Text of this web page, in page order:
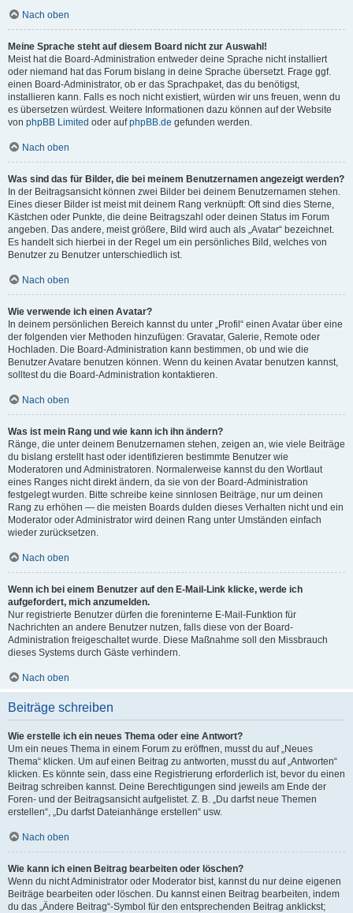
Nach oben
Meine Sprache steht auf diesem Board nicht zur Auswahl!
Meist hat die Board-Administration entweder deine Sprache nicht installiert
oder niemand hat das Forum bislang in deine Sprache übersetzt. Frage ggf.
einen Board-Administrator, ob er das Sprachpaket, das du benötigst,
installieren kann. Falls es noch nicht existiert, würden wir uns freuen, wenn du
es übersetzen würdest. Weitere Informationen dazu können auf der Website
von phpBB Limited oder aufphpBB.de gefunden werden.
Nach oben
Was sind das für Bilder, die bei meinem Benutzernamen angezeigt werden?
In der Beitragsansicht können zwei Bilder bei deinem Benutzernamen stehen.
Eines dieser Bilder ist meist mit deinem Rang verknüpft: Oft sind dies Sterne,
Kästchen oder Punkte, die deine Beitragszahl oder deinen Status im Forum
angeben. Das andere, meist größere, Bild wird auch als „Avatar“ bezeichnet.
Es handelt sich hierbei in der Regel um ein persönliches Bild, welches von
Benutzer zu Benutzer unterschiedlich ist.
Nach oben
Wie verwende ich einen Avatar?
In deinem persönlichen Bereich kannst du unter „Profil“ einen Avatar über eine
der folgenden vier Methoden hinzufügen: Gravatar, Galerie, Remote oder
Hochladen. Die Board-Administration kann bestimmen, ob und wie die
Benutzer Avatare benutzen können. Wenn du keinen Avatar benutzen kannst,
solltest du die Board-Administration kontaktieren.
Nach oben
Was ist mein Rang und wie kann ich ihn ändern?
Ränge, die unter deinem Benutzernamen stehen, zeigen an, wie viele Beiträge
du bislang erstellt hast oder identifizieren bestimmte Benutzer wie
Moderatoren und Administratoren. Normalerweise kannst du den Wortlaut
eines Ranges nicht direkt ändern, da sie von der Board-Administration
festgelegt wurden. Bitte schreibe keine sinnlosen Beiträge, nur um deinen
Rang zu erhöhen — die meisten Boards dulden dieses Verhalten nicht und ein
Moderator oder Administrator wird deinen Rang unter Umständen einfach
wieder zurücksetzen.
Nach oben
Wenn ich bei einem Benutzer auf den E-Mail-Link klicke, werde ich
aufgefordert, mich anzumelden.
Nur registrierte Benutzer dürfen die foreninterne E-Mail-Funktion für
Nachrichten an andere Benutzer nutzen, falls diese von der Board-
Administration freigeschaltet wurde. Diese Maßnahme soll den Missbrauch
dieses Systems durch Gäste verhindern.
Nach oben
Beiträge schreiben
Wie erstelle ich ein neues Thema oder eine Antwort?
Um ein neues Thema in einem Forum zu eröffnen, musst du auf „Neues
Thema“ klicken. Um auf einen Beitrag zu antworten, musst du auf „Antworten“
klicken. Es könnte sein, dass eine Registrierung erforderlich ist, bevor du einen
Beitrag schreiben kannst. Deine Berechtigungen sind jeweils am Ende der
Foren- und der Beitragsansicht aufgelistet. Z. B. „Du darfst neue Themen
erstellen“, „Du darfst Dateianhänge erstellen“ usw.
Nach oben
Wie kann ich einen Beitrag bearbeiten oder löschen?
Wenn du nicht Administrator oder Moderator bist, kannst du nur deine eigenen
Beiträge bearbeiten oder löschen. Du kannst einen Beitrag bearbeiten, indem
du das „Ändere Beitrag“-Symbol für den entsprechenden Beitrag anklickst;